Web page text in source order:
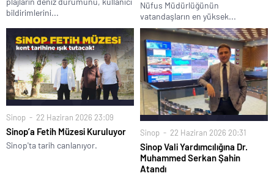
bildirimlerini...
Nüfus Müdürlüğünün
vatandaşların en yüksek...
Sinop 22 Haziran 2026 23:09
Sinop’a Fetih Müzesi Kuruluyor
Sinop'ta tarih canlanıyor.
Sinop 22 Haziran 2026 20:31
Sinop Vali Yardımcılığına Dr.
Muhammed Serkan Şahin
Atandı